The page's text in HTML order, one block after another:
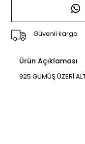
Güvenli kargo
Ürün Açıklaması
925 GÜMÜŞ ÜZERİ